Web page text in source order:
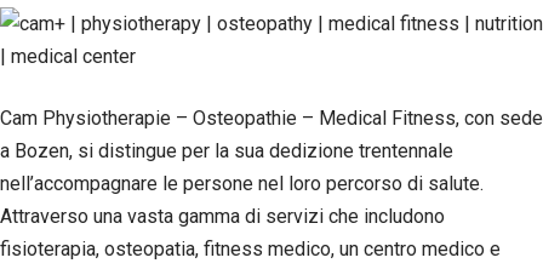
Cam Physiotherapie – Osteopathie – Medical Fitness, con sede
a Bozen, si distingue per la sua dedizione trentennale
nell’accompagnare le persone nel loro percorso di salute.
Attraverso una vasta gamma di servizi che includono
fisioterapia, osteopatia, fitness medico, un centro medico e